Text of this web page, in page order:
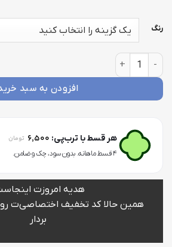
رنگ
طلق شفاف PM19_01 عدد
افزودن به سبد
هر قسط با ترب‌پی: 6,500 تومان
۴ قسط ماهانه. بدون سود، چک و ضامن.
هدیه امروزت
همین حالا کد تخفیف اختصاصی‌ت رو
بردار